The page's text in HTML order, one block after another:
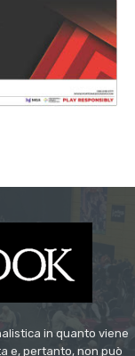
in quanto viene
e, pertanto, non può